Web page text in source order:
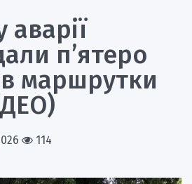
аварії
п’ятеро
маршрутки
114